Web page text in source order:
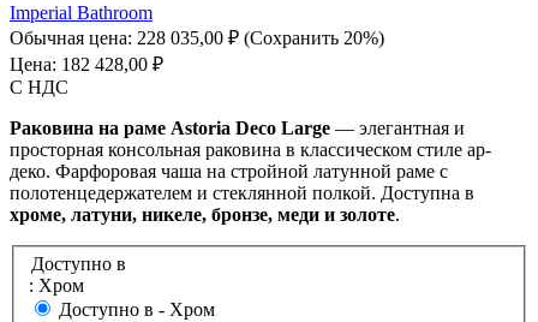
Imperial Bathroom
Обычная цена: 228 035,00 ₽ (Сохранить 20%)
Цена: 182 428,00 ₽
С НДС
Раковина на раме Astoria Deco Large — элегантная и
просторная консольная раковина в классическом стиле ар-
деко. Фарфоровая чаша на стройной латунной раме с
полотенцедержателем и стеклянной полкой. Доступна в
хроме, латуни, никеле, бронзе, меди и золоте.
Доступно в
: Хром
Доступно в - Хром